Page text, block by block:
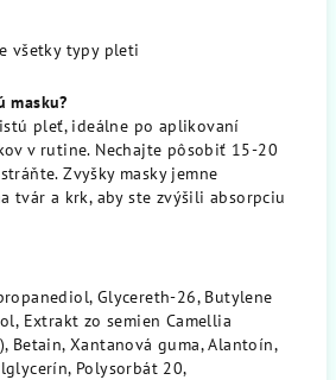
všetky typy pleti
masku?
pleť, ideálne po aplikovaní
v rutine. Nechajte pôsobiť 15-20
Zvyšky masky jemne
tvár a krk, aby ste zvýšili absorpciu
Glycereth-26, Butylene
Extrakt zo semien Camellia
Betain, Xantanová guma, Alantoín,
Polysorbát 20,